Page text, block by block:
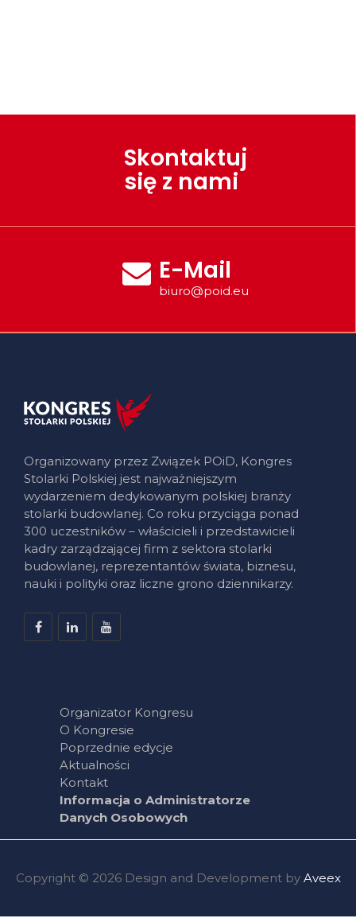
Skontaktuj
się z nami
E-Mail
biuro@poid.eu
Organizowany przez Związek POiD, Kongres
Stolarki Polskiej jest najważniejszym
wydarzeniem dedykowanym polskiej branży
stolarki budowlanej. Co roku przyciąga ponad
300 uczestników – właścicieli i przedstawicieli
kadry zarządzającej firm z sektora stolarki
budowlanej, reprezentantów świata, biznesu,
nauki i polityki oraz liczne grono dziennikarzy.
Organizator Kongresu
O Kongresie
Poprzednie edycje
Aktualności
Kontakt
Informacja o Administratorze
Danych Osobowych
Copyright © 2026 Design and Development by Aveex